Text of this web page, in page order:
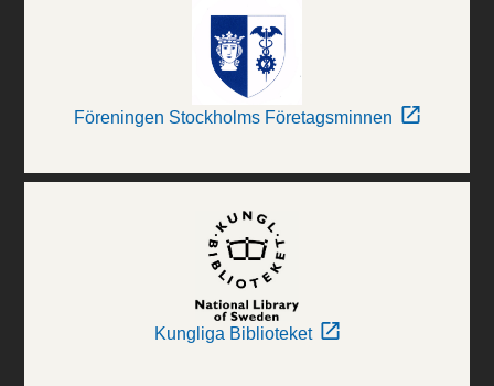
Föreningen Stockholms Företagsminnen
Kungliga Biblioteket